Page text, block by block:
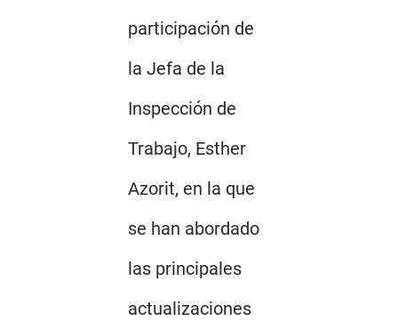
participación de
la Jefa de la
Inspección de
Trabajo, Esther
Azorit, en la que
se han abordado
las principales
actualizaciones